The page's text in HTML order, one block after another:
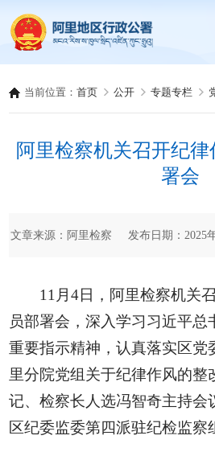
当前位置：首页 公开 专题专栏
阿里检察机关召开纪
署会
文章来源：阿里检察 发布日期：2025
11月4日，阿里检察机关
员部署会，深入学习习近平总
重要指示精神，认真落实区党
里分院党组关于纪律作风的整
记、检察长人选冯智奇主持会
区纪委监委第四派驻纪检监察